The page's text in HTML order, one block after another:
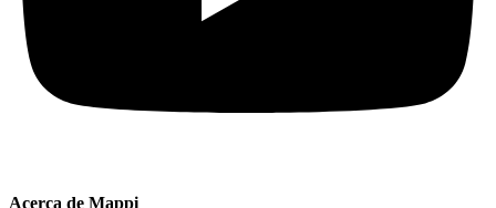
Acerca de Mappi